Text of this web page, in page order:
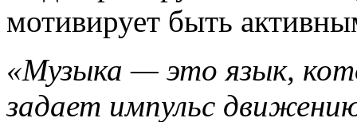
мотивирует быть
«Музыка — это язык,
задает импульс